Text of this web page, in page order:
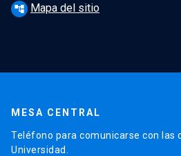
account_tree Mapa del sitio
MESA CENTRAL
Teléfono para comunicarse con las
Universidad.